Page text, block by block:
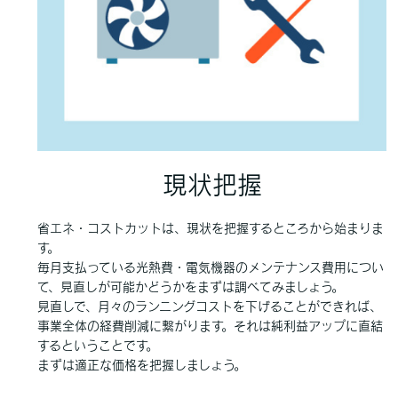
現状把握
省エネ・コストカットは、現状を把握するところから始まりま
す。
毎月支払っている光熱費・電気機器のメンテナンス費用につい
て、見直しが可能かどうかをまずは調べてみましょう。
見直しで、月々のランニングコストを下げることができれば、
事業全体の経費削減に繋がります。それは純利益アップに直結
するということです。
まずは適正な価格を把握しましょう。